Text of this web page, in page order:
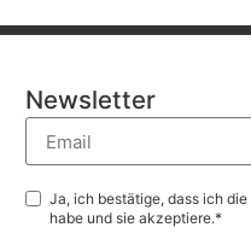
Newsletter
Ja, ich bestätige, dass ich die
habe und sie akzeptiere.*